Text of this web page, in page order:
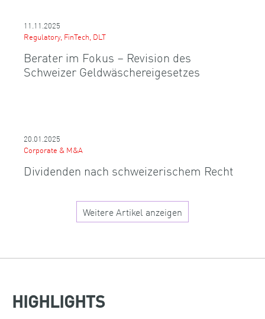
11.11.2025
Regulatory, FinTech, DLT
Berater im Fokus – Revision des
Schweizer Geldwäschereigesetzes
20.01.2025
Corporate & M&A
Dividenden nach schweizerischem Recht
Weitere Artikel anzeigen
HIGHLIGHTS